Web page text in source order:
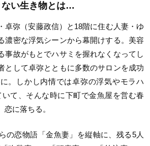
ない生き物とは…
卓弥（安藤政信）と18階に住む人妻・ゆ
濃密な浮気シーンから幕開けする。美容
事故がもとでハサミを握れなくなってし
として卓弥とともに多数のサロンを成功
。しかし内情では卓弥の浮気やモラハ
て、そんな時に下町で金魚屋を営む春
に落ちる。
の恋物語「金魚妻」を縦軸に、残る5人